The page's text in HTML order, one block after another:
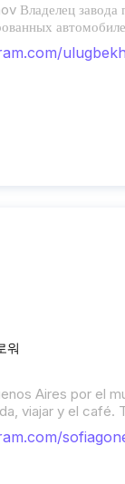
Владелец завода
🇦🇪 @ulugbekhonn_ резервный account
워
Aires por el
y el café. Tiktok